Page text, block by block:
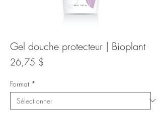
Gel douche protecteur | Bioplant
26,75 $
Format *